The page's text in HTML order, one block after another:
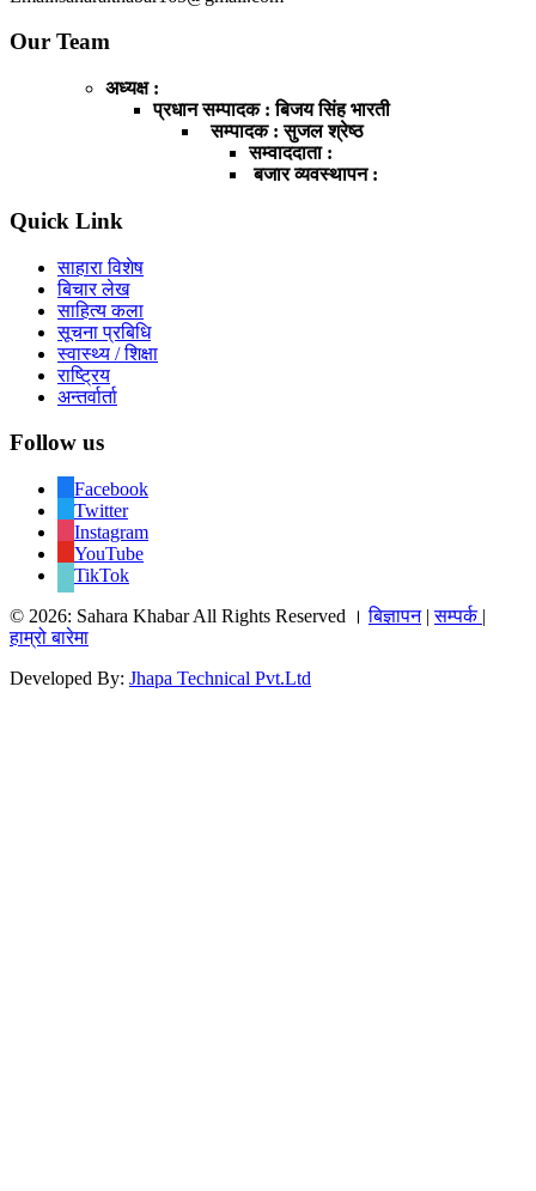
Our Team
अध्यक्ष :
प्रधान सम्पादक : बिजय सिंह भारती
सम्पादक : सुजल श्रेष्ठ
सम्वाददाता :
बजार व्यवस्थापन :
Quick Link
साहारा विशेष
बिचार लेख
साहित्य कला
सूचना प्रबिधि
स्वास्थ्य / शिक्षा
राष्ट्रिय
अन्तर्वार्ता
Follow us
Facebook
Twitter
Instagram
YouTube
TikTok
© 2026: Sahara Khabar All Rights Reserved ।बिज्ञापन|सम्पर्क |
हाम्रो बारेमा
Developed By: Jhapa Technical Pvt.Ltd